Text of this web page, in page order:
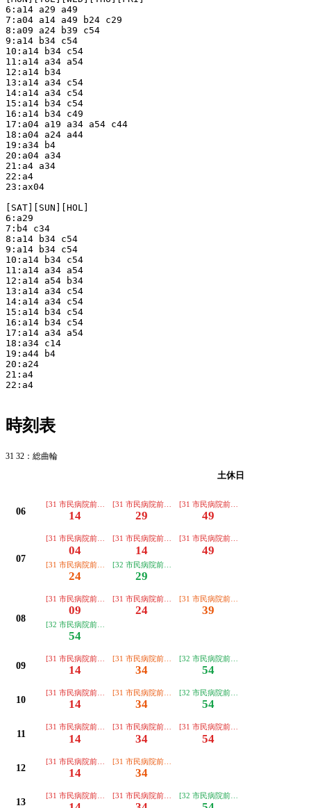
6:a14 a29 a49
7:a04 a14 a49 b24 c29
8:a09 a24 b39 c54
9:a14 b34 c54
10:a14 b34 c54
11:a14 a34 a54
12:a14 b34
13:a14 a34 c54
14:a14 a34 c54
15:a14 b34 c54
16:a14 b34 c49
17:a04 a19 a34 a54 c44
18:a04 a24 a44
19:a34 b4
20:a04 a34
21:a4 a34
22:a4
23:ax04
[SAT][SUN][HOL]
6:a29
7:b4 c34
8:a14 b34 c54
9:a14 b34 c54
10:a14 b34 c54
11:a14 a34 a54
12:a14 a54 b34
13:a14 a34 c54
14:a14 a34 c54
15:a14 b34 c54
16:a14 b34 c54
17:a14 a34 a54
18:a34 c14
19:a44 b4
20:a24
21:a4
22:a4
時刻表
31 32：総曲輪
土休日
06
[31 市民病院前経由 笹津行き]
14
[31 市民病院前経由 笹津行き]
29
[31 市民病院前経由 笹津行き]
49
07
[31 市民病院前経由 笹津行き]
04
[31 市民病院前経由 笹津行き]
14
[31 市民病院前経由 笹津行き]
49
[31 市民病院前経由 猪谷行き]
24
[32 市民病院前経由 笹津春日温泉行き]
29
08
[31 市民病院前経由 笹津行き]
09
[31 市民病院前経由 笹津行き]
24
[31 市民病院前経由 猪谷行き]
39
[32 市民病院前経由 笹津春日温泉行き]
54
09
[31 市民病院前経由 笹津行き]
14
[31 市民病院前経由 猪谷行き]
34
[32 市民病院前経由 笹津春日温泉行き]
54
10
[31 市民病院前経由 笹津行き]
14
[31 市民病院前経由 猪谷行き]
34
[32 市民病院前経由 笹津春日温泉行き]
54
11
[31 市民病院前経由 笹津行き]
14
[31 市民病院前経由 笹津行き]
34
[31 市民病院前経由 笹津行き]
54
12
[31 市民病院前経由 笹津行き]
14
[31 市民病院前経由 猪谷行き]
34
13
[31 市民病院前経由 笹津行き][31 市民病院前経由 笹津行き][32 市民病院前経由 笹津春日温泉行き]